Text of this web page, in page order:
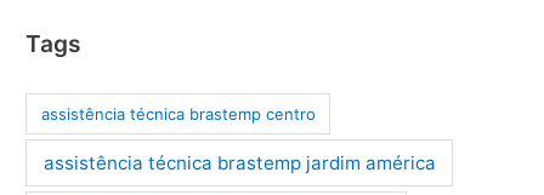
Tags
assistência técnica brastemp centro
assistência técnica brastemp jardim américa